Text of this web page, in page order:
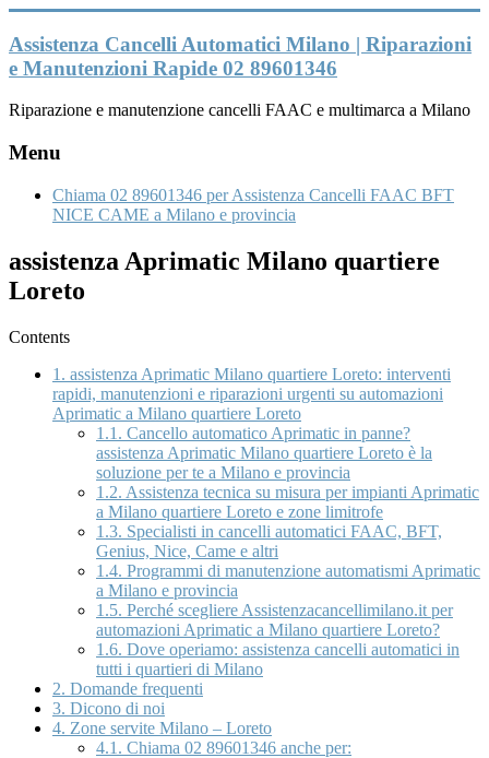
al
contenuto
Assistenza Cancelli Automatici Milano | Riparazioni
e Manutenzioni Rapide 02 89601346
Riparazione e manutenzione cancelli FAAC e multimarca a Milano
Menu
Chiama 02 89601346 per Assistenza Cancelli FAAC BFT
NICE CAME a Milano e provincia
assistenza Aprimatic Milano quartiere
Loreto
Contents
1. assistenza Aprimatic Milano quartiere Loreto: interventi
rapidi, manutenzioni e riparazioni urgenti su automazioni
Aprimatic a Milano quartiere Loreto
1.1. Cancello automatico Aprimatic in panne?
assistenza Aprimatic Milano quartiere Loreto è la
soluzione per te a Milano e provincia
1.2. Assistenza tecnica su misura per impianti Aprimatic
a Milano quartiere Loreto e zone limitrofe
1.3. Specialisti in cancelli automatici FAAC, BFT,
Genius, Nice, Came e altri
1.4. Programmi di manutenzione automatismi Aprimatic
a Milano e provincia
1.5. Perché scegliere Assistenzacancellimilano.it per
automazioni Aprimatic a Milano quartiere Loreto?
1.6. Dove operiamo: assistenza cancelli automatici in
tutti i quartieri di Milano
2. Domande frequenti
3. Dicono di noi
4. Zone servite Milano – Loreto
4.1. Chiama 02 89601346 anche per: